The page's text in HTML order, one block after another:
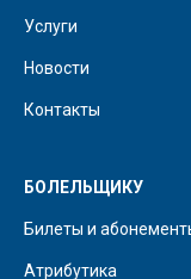
Услуги
Новости
Контакты
БОЛЕЛЬЩИКУ
Билеты и
Атрибутика